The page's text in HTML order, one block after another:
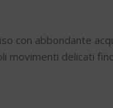
con abbondante
movimenti delicati